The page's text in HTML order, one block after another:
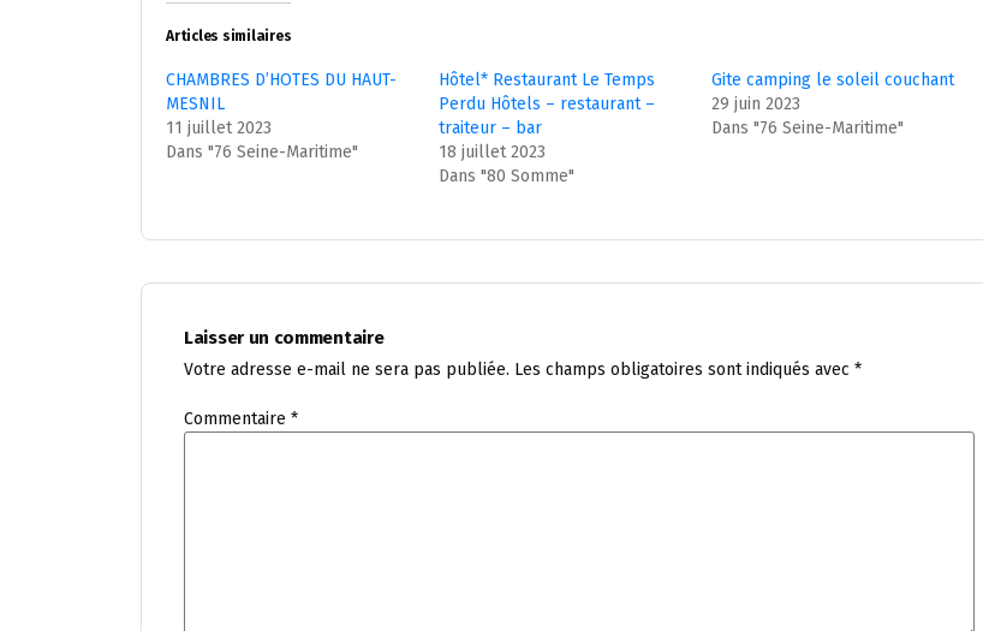
Articles similaires
CHAMBRES D’HOTES DU HAUT-
MESNIL
11 juillet 2023
Dans "76 Seine-Maritime"
Hôtel* Restaurant Le Temps
Perdu Hôtels – restaurant –
traiteur – bar
18 juillet 2023
Dans "80 Somme"
Gite camping le soleil couchant
29 juin 2023
Dans "76 Seine-Maritime"
Laisser un commentaire
Votre adresse e-mail ne sera pas publiée. Les champs obligatoires sont indiqués avec *
Commentaire *